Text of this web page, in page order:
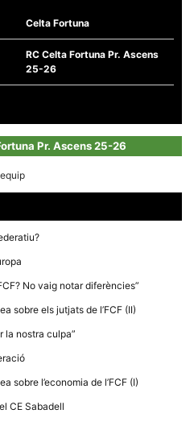
Celta Fortuna
RC Celta Fortuna Pr. Ascens
25-26
Pr. Ascens 25-26
No vaig notar diferències”
sobre els jutjats de l’FCF (II)
la nostra culpa”
sobre l’economia de l’FCF (I)
CE Sabadell
opcionals,
són
funcionament
Recopilem
dades
estadístiques
de manera
anònima d'ús
del lloc web
i la seva